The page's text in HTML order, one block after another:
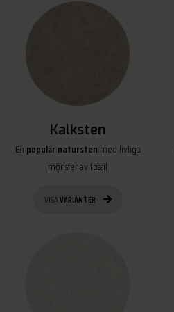
Kalksten
En populär natursten med livliga
mönster av fossil
VISAVARIANTER